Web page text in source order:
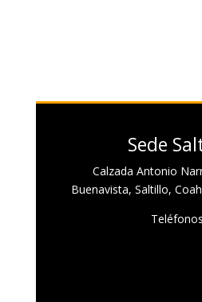
Sede
Calzada Antonio
Buenavista, Saltillo,